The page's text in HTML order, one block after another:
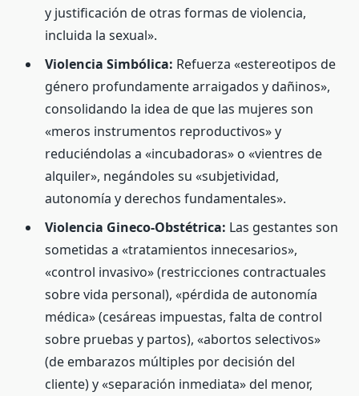
y justificación de otras formas de violencia,
incluida la sexual».
Violencia Simbólica: Refuerza «estereotipos de
género profundamente arraigados y dañinos»,
consolidando la idea de que las mujeres son
«meros instrumentos reproductivos» y
reduciéndolas a «incubadoras» o «vientres de
alquiler», negándoles su «subjetividad,
autonomía y derechos fundamentales».
Violencia Gineco-Obstétrica: Las gestantes son
sometidas a «tratamientos innecesarios»,
«control invasivo» (restricciones contractuales
sobre vida personal), «pérdida de autonomía
médica» (cesáreas impuestas, falta de control
sobre pruebas y partos), «abortos selectivos»
(de embarazos múltiples por decisión del
cliente) y «separación inmediata» del menor,